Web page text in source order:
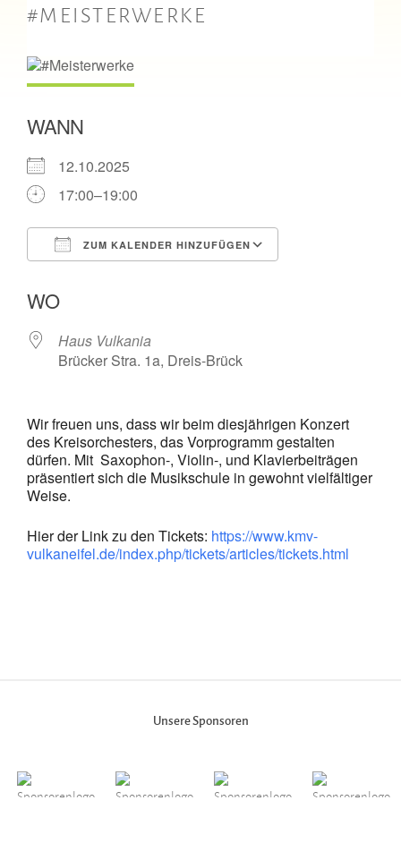
#MEISTERWERKE
WANN
12.10.2025
17:00–19:00
ZUM KALENDER HINZUFÜGEN
WO
Haus Vulkania
Brücker Stra. 1a, Dreis-Brück
Wir freuen uns, dass wir beim diesjährigen Konzert
des Kreisorchesters, das Vorprogramm gestalten
dürfen. Mit Saxophon-, Violin-, und Klavierbeiträgen
präsentiert sich die Musikschule in gewohnt vielfältiger
Weise.
Hier der Link zu den Tickets: https://www.kmv-
vulkaneifel.de/index.php/tickets/articles/tickets.html
Unsere Sponsoren